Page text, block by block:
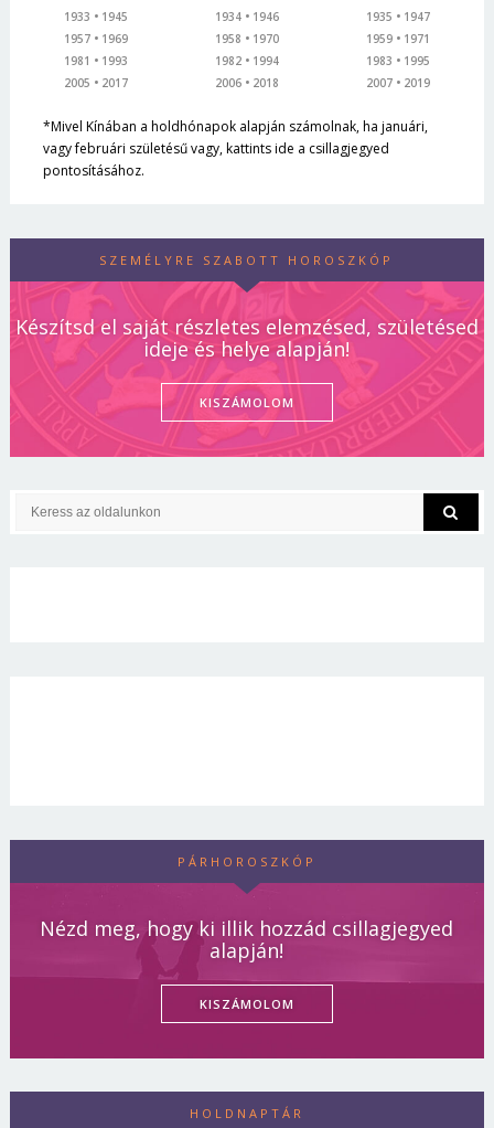
1933
1945
1957
1969
1981
1993
2005
2017
1934
1946
1958
1970
1982
1994
2006
2018
1935
1947
1959
1971
1983
1995
2007
2019
*Mivel Kínában a holdhónapok alapján számolnak, ha januári,
vagy februári születésű vagy, kattints ide a csillagjegyed
pontosításához.
SZEMÉLYRE SZABOTT HOROSZKÓP
Készítsd el saját részletes elemzésed, születésed
ideje és helye alapján!
KISZÁMOLOM
PÁRHOROSZKÓP
Nézd meg, hogy ki illik hozzád csillagjegyed
alapján!
KISZÁMOLOM
HOLDNAPTÁR